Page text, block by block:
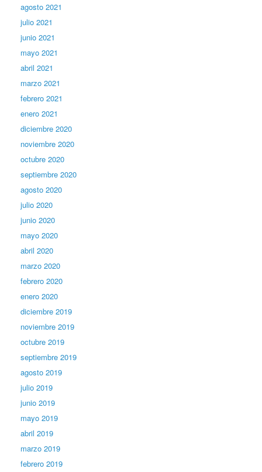
agosto 2021
julio 2021
junio 2021
mayo 2021
abril 2021
marzo 2021
febrero 2021
enero 2021
diciembre 2020
noviembre 2020
octubre 2020
septiembre 2020
agosto 2020
julio 2020
junio 2020
mayo 2020
abril 2020
marzo 2020
febrero 2020
enero 2020
diciembre 2019
noviembre 2019
octubre 2019
septiembre 2019
agosto 2019
julio 2019
junio 2019
mayo 2019
abril 2019
marzo 2019
febrero 2019